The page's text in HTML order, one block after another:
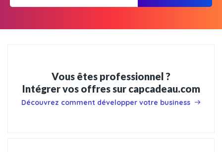
Vous êtes professionnel ?
Intégrer vos offres sur capcadeau.com
Découvrez comment développer votre business